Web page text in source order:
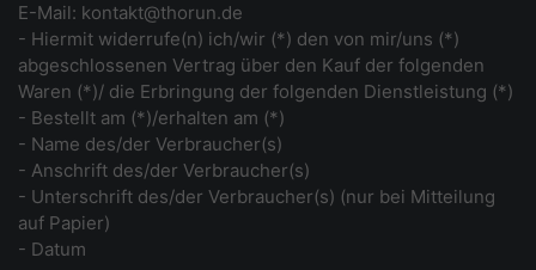
E-Mail: kontakt@thorun.de
- Hiermit widerrufe(n) ich/wir (*) den von mir/uns (*)
abgeschlossenen Vertrag über den Kauf der folgenden
Waren (*)/ die Erbringung der folgenden Dienstleistung (*)
- Bestellt am (*)/erhalten am (*)
- Name des/der Verbraucher(s)
- Anschrift des/der Verbraucher(s)
- Unterschrift des/der Verbraucher(s) (nur bei Mitteilung
auf Papier)
- Datum